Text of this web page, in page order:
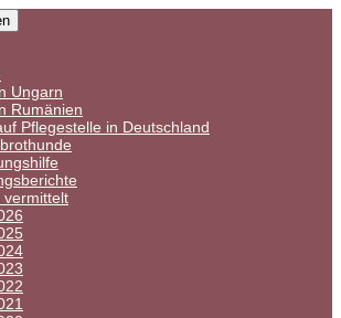
Ungarn
Rumänien
Pflegestelle in Deutschland
vermittelt